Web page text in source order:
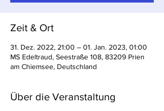
Zeit & Ort
31. Dez. 2022, 21:00 – 01. Jan. 2023, 01:00
MS Edeltraud, Seestraße 108, 83209 Prien
am Chiemsee, Deutschland
Über die Veranstaltung